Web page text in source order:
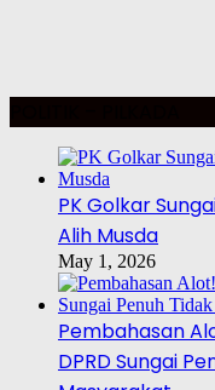
PK Golkar
Alih Musda
May 1, 2026
Pembahasan
DPRD Sungai